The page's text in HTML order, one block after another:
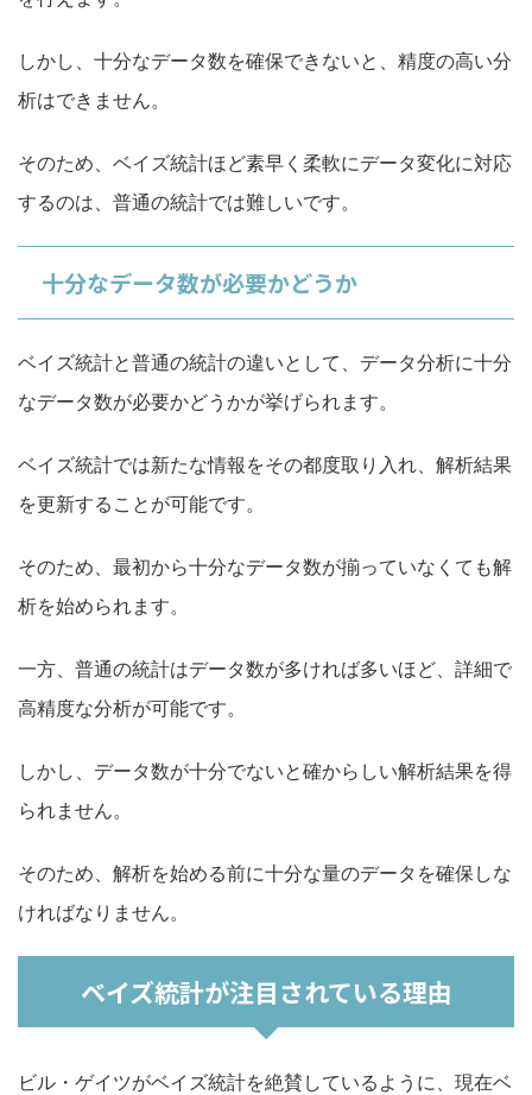
しかし、十分なデータ数を確保できないと、精度の高い分
析はできません。
そのため、ベイズ統計ほど素早く柔軟にデータ変化に対応
するのは、普通の統計では難しいです。
十分なデータ数が必要かどうか
ベイズ統計と普通の統計の違いとして、データ分析に十分
なデータ数が必要かどうかが挙げられます。
ベイズ統計では新たな情報をその都度取り入れ、解析結果
を更新することが可能です。
そのため、最初から十分なデータ数が揃っていなくても解
析を始められます。
一方、普通の統計はデータ数が多ければ多いほど、詳細で
高精度な分析が可能です。
しかし、データ数が十分でないと確からしい解析結果を得
られません。
そのため、解析を始める前に十分な量のデータを確保しな
ければなりません。
ベイズ統計が注目されている理由
ビル・ゲイツがベイ ズ統計を絶賛しているように、現在ベ